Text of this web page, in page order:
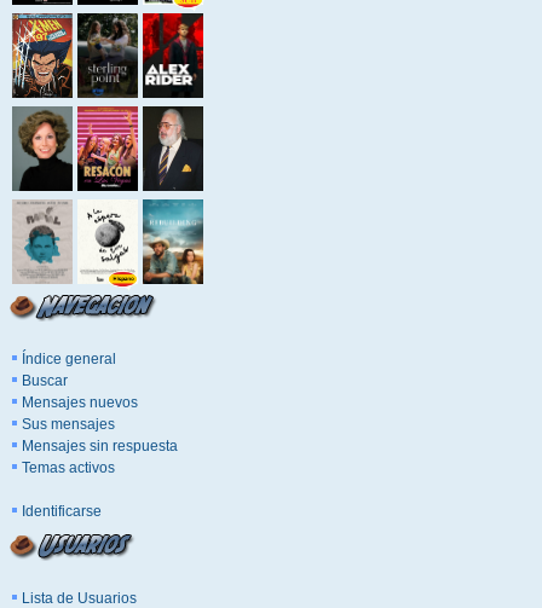
Índice general
Buscar
Mensajes nuevos
Sus mensajes
Mensajes sin respuesta
Temas activos
Identificarse
Lista de Usuarios